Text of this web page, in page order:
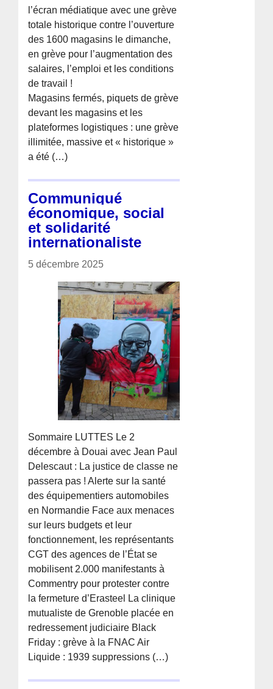
l’écran médiatique avec une grève
totale historique contre l’ouverture
des 1600 magasins le dimanche,
en grève pour l’augmentation des
salaires, l’emploi et les conditions
de travail !
Magasins fermés, piquets de grève
devant les magasins et les
plateformes logistiques : une grève
illimitée, massive et « historique »
a été (…)
Communiqué
économique, social
et solidarité
internationaliste
5 décembre 2025
Sommaire LUTTES Le 2
décembre à Douai avec Jean Paul
Delescaut : La justice de classe ne
passera pas ! Alerte sur la santé
des équipementiers automobiles
en Normandie Face aux menaces
sur leurs budgets et leur
fonctionnement, les représentants
CGT des agences de l’État se
mobilisent 2.000 manifestants à
Commentry pour protester contre
la fermeture d’Erasteel La clinique
mutualiste de Grenoble placée en
redressement judiciaire Black
Friday : grève à la FNAC Air
Liquide : 1939 suppressions (…)